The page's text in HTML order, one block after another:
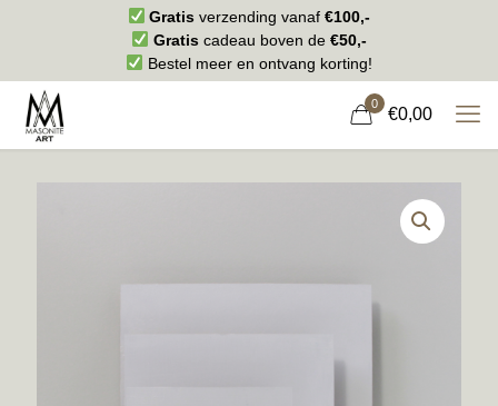
Gratis verzending vanaf€100,-
Gratiscadeau boven de €50,-
Bestel meer en ontvang korting!
0
€0,00